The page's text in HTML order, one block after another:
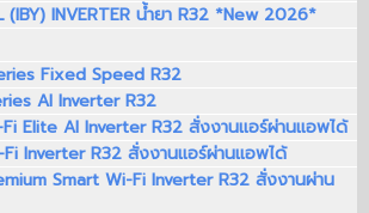
(IBY) INVERTER น้ำยา R32 *New 2026*
Fixed Speed R32
AI Inverter R32
Fi Elite AI Inverter R32 สั่งงานแอร์ผ่านแอพได้
Inverter R32 สั่งงานแอร์ผ่านแอพได้
Smart Wi-Fi Inverter R32 สั่งงานผ่าน